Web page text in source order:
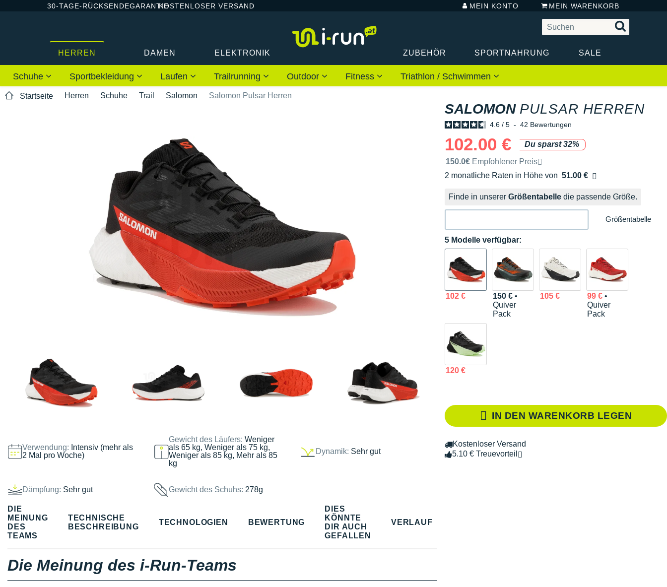
30-TAGE-RÜCKSENDEGARANTIEKOSTENLOSER VERSAND MEIN KONTO MEIN WARENKORB
HERREN DAMEN ELEKTRONIK ZUBEHÖR SPORTNAHRUNG SALE
Schuhe Sportbekleidung Laufen Trailrunning Outdoor Fitness Triathlon / Schwimmen
Startseite Herren Schuhe Trail Salomon Salomon Pulsar Herren
Verwendung: Intensiv (mehr als
2 Mal pro Woche)
Gewicht des Läufers:Weniger
als 65 kg, Weniger als 75 kg,
Weniger als 85 kg, Mehr als 85
kg
Dynamik: Sehr gut
Dämpfung: Sehr gut Gewicht des Schuhs: 278g
SALOMON PULSAR HERREN
4.6 / 5 - 42 Bewertungen
102.00 €
Du sparst 32%
Unverbindliche Preisempfehlung der Marke
150.0€ Empfohlener Preis
2 monatliche Raten in Höhe von 51.00 €
Ohne Zusatzkosten
Finde in unserer Größentabelle die passende Größe.
Größentabelle
5 Modelle verfügbar:
102 € 150 €•
Quiver
Pack
105 € 99 €•
Quiver
Pack
120 €
IN DEN WARENKORB LEGEN
Kostenloser Versand
5.10 € Treuevorteil
DIE
MEINUNG
DES
TEAMS
TECHNISCHE
BESCHREIBUNG
TECHNOLOGIEN BEWERTUNG
DIES
KÖNNTE
DIR AUCH
GEFALLEN
VERLAUF
Die Meinung des i-Run-Teams